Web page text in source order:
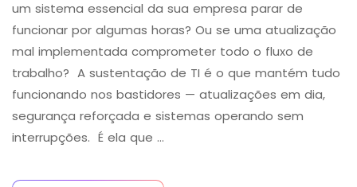
um sistema essencial da sua empresa parar de
funcionar por algumas horas? Ou se uma atualização
mal implementada comprometer todo o fluxo de
trabalho? A sustentação de TI é o que mantém tudo
funcionando nos bastidores — atualizações em dia,
segurança reforçada e sistemas operando sem
interrupções. É ela que …